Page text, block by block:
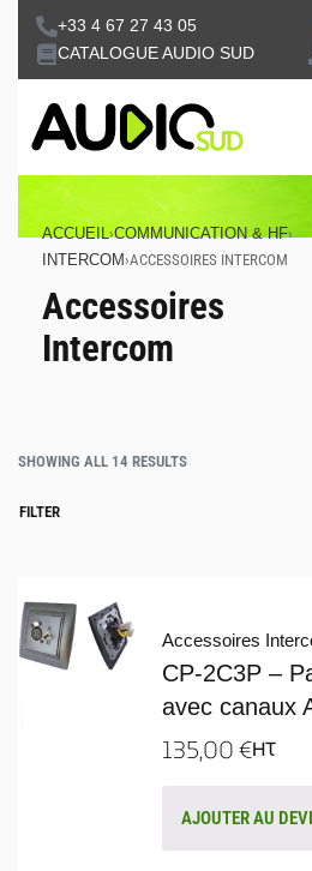
+33 4 67 27 43 05
CATALOGUE AUDIO SUD
ACCUEIL›COMMUNICATION & HF›
INTERCOM›ACCESSOIRES INTERCOM
Accessoires
Intercom
SHOWING ALL 14 RESULTS
FILTER
Accessoires
CP-2C3P –
avec canaux
135,00€HT
AJOUTER AU